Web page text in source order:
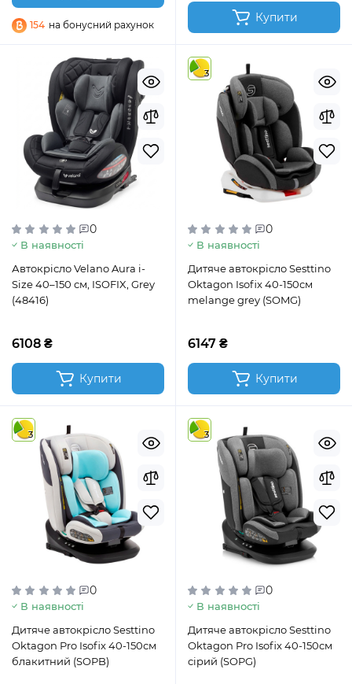
154 на бонусний рахунок
Купити
0
В наявності
Автокрісло Velano Aura i-
Size 40–150 см, ISOFIX, Grey
(48416)
6108 ₴
Купити
3
0
В наявності
Дитяче автокрісло Sesttino
Oktagon Isofix 40-150см
melange grey (SOMG)
6147 ₴
Купити
3
0
В наявності
Дитяче автокрісло Sesttino
Oktagon Pro Isofix 40-150см
блакитний (SOPB)
3
0
В наявності
Дитяче автокрісло Sesttino
Oktagon Pro Isofix 40-150см
сірий (SOPG)